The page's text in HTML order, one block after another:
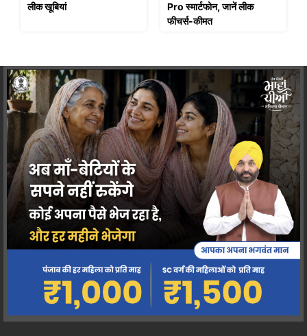
लीक खूबियां
Pro स्मार्टफोन, जानें लीक
फीचर्स-कीमत